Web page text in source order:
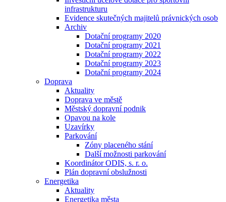
infrastrukturu
Evidence skutečných majitelů právnických osob
Archiv
Dotační programy 2020
Dotační programy 2021
Dotační programy 2022
Dotační programy 2023
Dotační programy 2024
Doprava
Aktuality
Doprava ve městě
Městský dopravní podnik
Opavou na kole
Uzavírky
Parkování
Zóny placeného stání
Další možnosti parkování
Koordinátor ODIS, s. r. o.
Plán dopravní obslužnosti
Energetika
Aktuality
Energetika města